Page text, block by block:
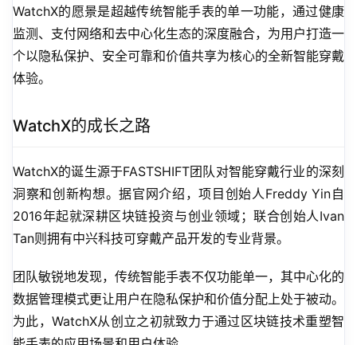
WatchX的愿景是超越传统智能手表的单一功能，通过健康
监测、支付网络和去中心化生态的深度融合，为用户打造一
个以隐私保护、安全可靠和价值共享为核心的全新智能穿戴
体验。
WatchX的成长之路
WatchX的诞生源于FASTSHIFT团队对智能穿戴行业的深刻
洞察和创新构想。据官网介绍，项目创始人Freddy Yin自
2016年起就深耕区块链投资与创业领域；联合创始人Ivan
Tan则拥有中兴科技可穿戴产品开发的专业背景。
团队敏锐地发现，传统智能手表不仅功能单一，其中心化的
数据管理模式更让用户在隐私保护和价值分配上处于被动。
为此，WatchX从创立之初就致力于通过区块链技术重塑智